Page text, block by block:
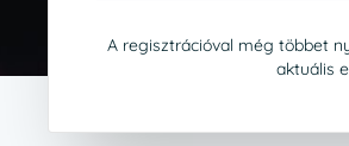
A regisztrációval még többet
aktuális